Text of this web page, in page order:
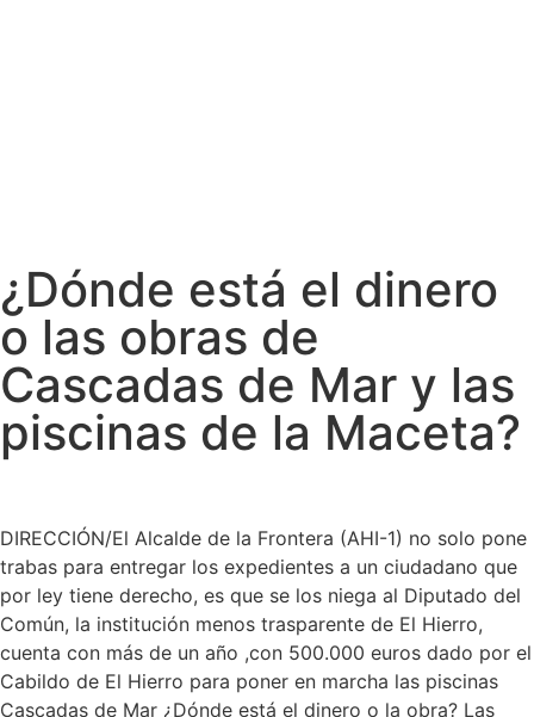
¿Dónde está el dinero
o las obras de
Cascadas de Mar y las
piscinas de la Maceta?
DIRECCIÓN/El Alcalde de la Frontera (AHI-1) no solo pone
trabas para entregar los expedientes a un ciudadano que
por ley tiene derecho, es que se los niega al Diputado del
Común, la institución menos trasparente de El Hierro,
cuenta con más de un año ,con 500.000 euros dado por el
Cabildo de El Hierro para poner en marcha las piscinas
Cascadas de Mar ¿Dónde está el dinero o la obra? Las